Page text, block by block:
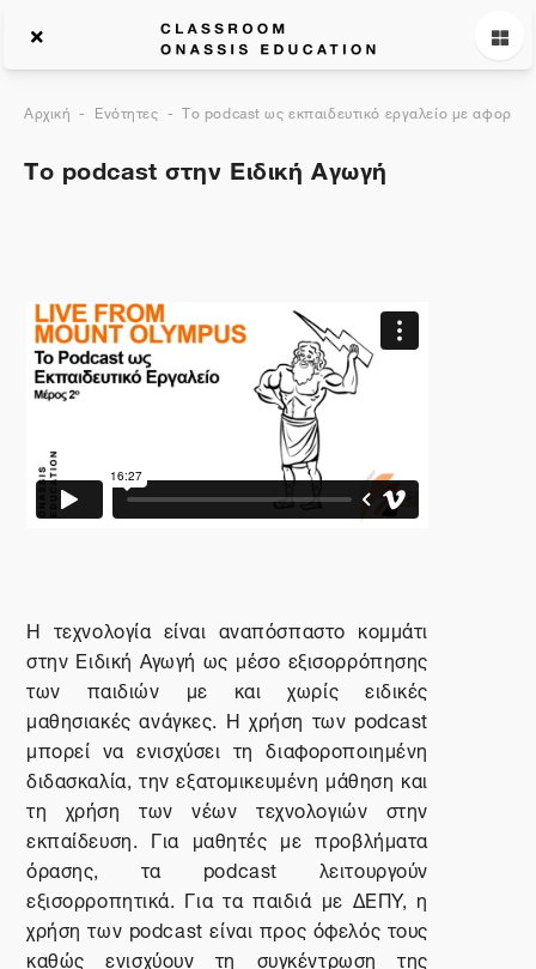
Αρχική Ενότητες Το podcast ως εκπαιδευτικό εργαλείο με
Το podcast στην Ειδική Αγωγή
Η τεχνολογία είναι αναπόσπαστο κομμάτι
στην Ειδική Αγωγή ως μέσο εξισορρόπησης
των παιδιών με και χωρίς ειδικές
μαθησιακές ανάγκες. Η χρήση των podcast
μπορεί να ενισχύσει τη διαφοροποιημένη
διδασκαλία, την εξατομικευμένη μάθηση και
τη χρήση των νέων τεχνολογιών στην
εκπαίδευση. Για μαθητές με προβλήματα
όρασης, τα podcast λειτουργούν
εξισορροπητικά. Για τα παιδιά με ΔΕΠΥ, η
χρήση των podcast είναι προς όφελός τους
καθώς ενισχύουν τη συγκέντρωση της